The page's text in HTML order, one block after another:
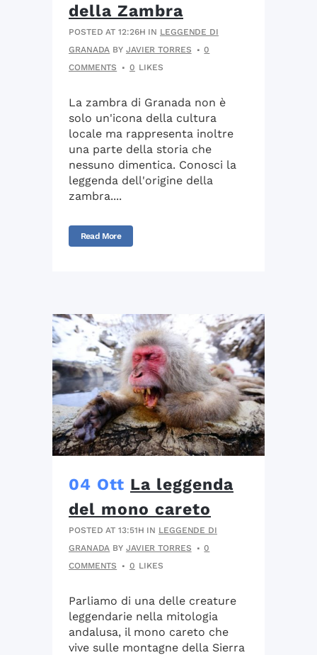
della Zambra
POSTED AT 12:26H IN LEGGENDE DI
GRANADA BY JAVIER TORRES
0
COMMENTS
0 LIKES
La zambra di Granada non è
solo un'icona della cultura
locale ma rappresenta inoltre
una parte della storia che
nessuno dimentica. Conosci la
leggenda dell'origine della
zambra....
Read More
04 Ott La leggenda
del mono careto
POSTED AT 13:51H IN LEGGENDE DI
GRANADA BY JAVIER TORRES
0
COMMENTS
0 LIKES
Parliamo di una delle creature
leggendarie nella mitologia
andalusa, il mono careto che
vive sulle montagne della Sierra